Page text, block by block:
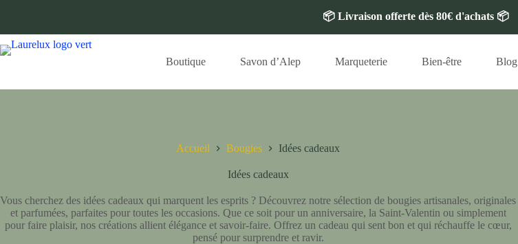
📦 Livraison offerte dès 80€ d'achats 📦
Boutique Savon d’Alep Marqueterie Bien-être Blog
Accueil Bougies Idées cadeaux
Idées cadeaux
Vous cherchez des idées cadeaux qui marquent les esprits ? Découvrez notre sélection de bougies artisanales, originales
et parfumées, parfaites pour toutes les occasions. Que ce soit pour un anniversaire, la Saint-Valentin ou simplement
pour faire plaisir, nos créations allient élégance et savoir-faire. Offrez un cadeau qui sent bon et qui réchauffe le cœur,
pensé pour surprendre et ravir.